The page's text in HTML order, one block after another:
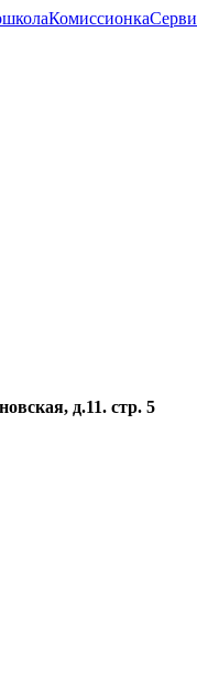
Комиссионка
д.11. стр. 5